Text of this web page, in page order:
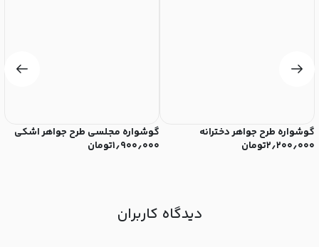
گوشواره طرح جواهر دخترانه
۲٫۲۰۰٫۰۰۰تومان
گوشواره مجلسی طرح جواهر اشکی
۱٫۹۰۰٫۰۰۰تومان
دیدگاه کاربران